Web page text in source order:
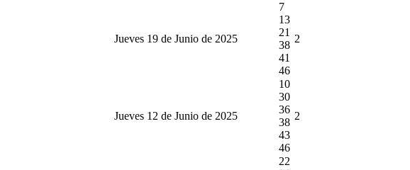
Jueves 19 de Junio de 2025
7
13
21
38
41
46
2
Jueves 12 de Junio de 2025
10
30
36
38
43
46
2
22